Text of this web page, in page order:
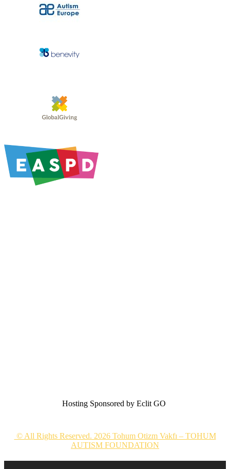
Hosting Sponsored by Eclit GO
© All Rights Reserved. 2026 Tohum Otizm Vakfı – TOHUM
AUTISM FOUNDATION